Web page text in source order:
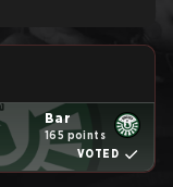
Bar
165 points
VOTED